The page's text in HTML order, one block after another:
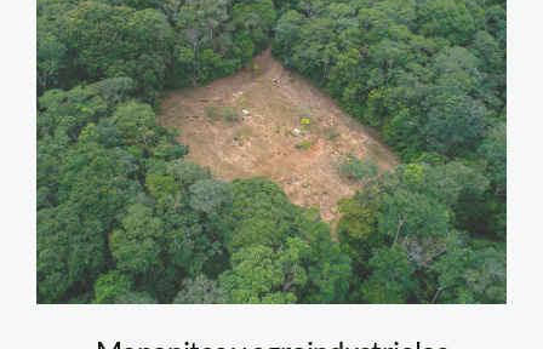
deforestacion-
tamshiyacu-Diego-
Perez-SPDA